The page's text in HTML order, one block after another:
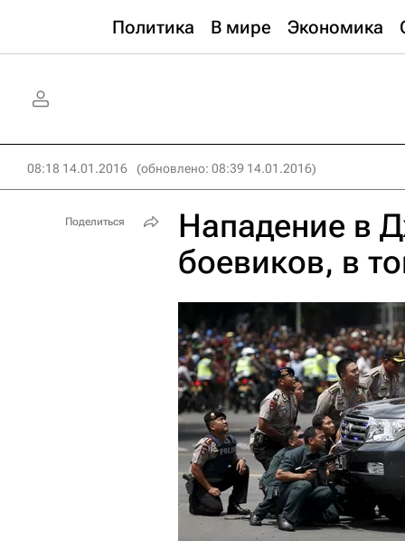
Политика В мире Экономика
08:18 14.01.2016 (обновлено: 08:39 14.01.2016)
Нападение в
боевиков, в
Поделиться